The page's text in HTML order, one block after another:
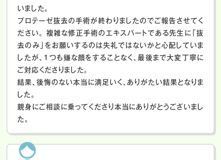
いました。
プロテーゼ抜去の手術が終わりましたのでご報告させてく
ださい。
複雑な修正手術のエキスパートである先生に「抜
去のみ」をお願いするのは失礼ではないかと心配していま
したが、１つも嫌な顔をすることなく、最後まで大変丁寧に
ご対応くださりました。
結果、後悔のない本当に満足いく、ありがたい結果となりま
した。
親身にご相談に乗ってくださり本当にありがとうございまし
た。